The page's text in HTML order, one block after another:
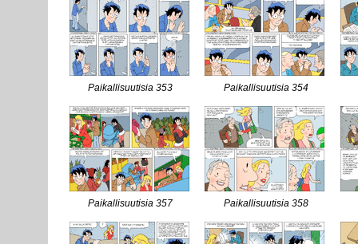
Paikallisuutisia 353 Paikallisuutisia 354
Paikallisuutisia 357 Paikallisuutisia 358